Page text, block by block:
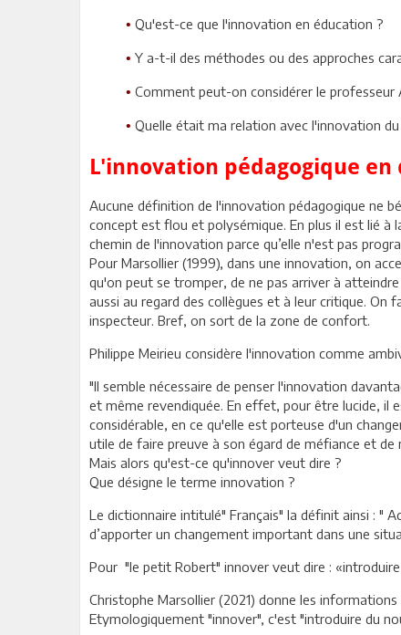
• Qu'est-ce que l'innovation en éducation ?
• Y a-t-il des méthodes ou des approches
• Comment peut-on considérer le
• Quelle était ma relation avec l'innovation
L'innovation pédagogique en
Aucune définition de l'innovation pédagogique ne
concept est flou et polysémique. En plus il est lié à
chemin de l'innovation parce qu’elle n'est pas
Pour Marsollier (1999), dans une innovation, on
qu'on peut se tromper, de ne pas arriver à
aussi au regard des collègues et à leur critique.
inspecteur. Bref, on sort de la zone de confort.
Philippe Meirieu considère l'innovation comme
"Il semble nécessaire de penser l'innovation
et même revendiquée. En effet, pour être lucide, il
considérable, en ce qu'elle est porteuse d'un
utile de faire preuve à son égard de méfiance et de
Mais alors qu'est-ce qu'innover veut dire ?
Que désigne le terme innovation ?
Le dictionnaire intitulé" Français" la définit ainsi : "
d’apporter un changement important dans une
Pour "le petit Robert" innover veut dire :
Christophe Marsollier (2021) donne les
Etymologiquement "innover", c'est "introduire du